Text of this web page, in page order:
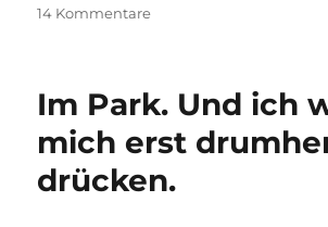
14 Kommentarezu
der
Im Park. Und ich
mich erst
drücken.